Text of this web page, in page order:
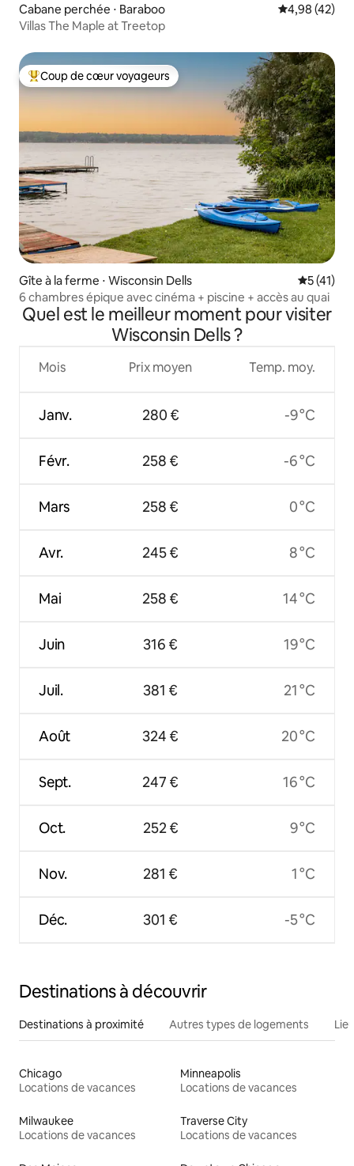
Cabane perchée ⋅ Baraboo Évaluation
4,98 (42)
Villas The Maple at Treetop
Coups de cœur voyageurs les plus appréciés
Coup de cœur voyageurs
Gîte à la ferme ⋅ Wisconsin Dells
5 (41)
6 chambres épique avec cinéma + piscine + accès au quai
Quel est le meilleur moment pour visiter
Wisconsin Dells ?
Mois
Janv.
Févr.
Mars
Avr.
Mai
Juin
Juil.
Août
Sept.
Oct.
Nov.
Déc.
Prix moyen
280 €
258 €
258 €
245 €
258 €
316 €
381 €
324 €
247 €
252 €
281 €
301 €
Temp. moy.
-9 °C
-6 °C
0 °C
8 °C
14 °C
19 °C
21 °C
20 °C
16 °C
9 °C
1 °C
-5 °C
Destinations à découvrir
Destinations à proximité Autres types de logements
Chicago
Locations de vacances
Minneapolis
Locations de vacances
Milwaukee
Locations de vacances
Traverse City
Locations de vacances